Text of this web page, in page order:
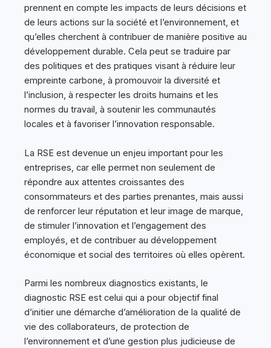
prennent en compte les impacts de leurs décisions et
de leurs actions sur la société et l’environnement, et
qu’elles cherchent à contribuer de manière positive au
développement durable. Cela peut se traduire par
des politiques et des pratiques visant à réduire leur
empreinte carbone, à promouvoir la diversité et
l’inclusion, à respecter les droits humains et les
normes du travail, à soutenir les communautés
locales et à favoriser l’innovation responsable.
La RSE est devenue un enjeu important pour les
entreprises, car elle permet non seulement de
répondre aux attentes croissantes des
consommateurs et des parties prenantes, mais aussi
de renforcer leur réputation et leur image de marque,
de stimuler l’innovation et l’engagement des
employés, et de contribuer au développement
économique et social des territoires où elles opèrent.
Parmi les nombreux diagnostics existants, le
diagnostic RSE est celui qui a pour objectif final
d’initier une démarche d’amélioration de la qualité de
vie des collaborateurs, de protection de
l’environnement et d’une gestion plus judicieuse de